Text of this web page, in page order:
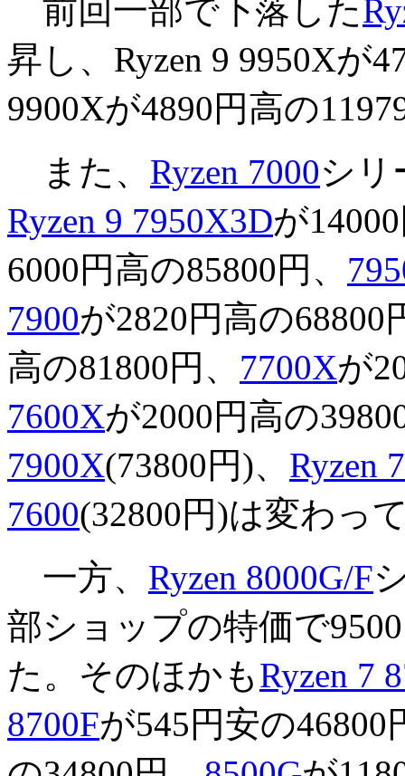
前回一部で下落した
昇し、Ryzen 9 9950Xが
9900Xが4890円高の
また、 Ryzen 7000シリ
Ryzen 9 7950X3Dが
6000円高の85800円、
7900が2820円高の68800
高の81800円、 7700Xが
7600Xが2000円高の
7900X(73800円)、 Ryzen
7600(32800円)は変わっ
一方、 Ryzen 8000G/F
部ショップの特価で
た。そのほかもRyzen 7
8700Fが545円安の46800